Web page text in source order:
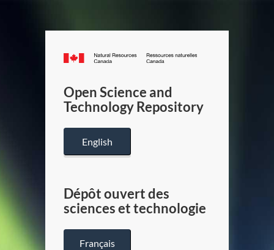
Canada.ca
/
Canada
Open Science and
Technology Repository
English
Dépôt ouvert des
sciences et technologie
Français